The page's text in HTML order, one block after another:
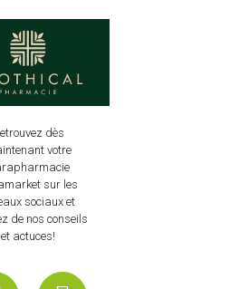
dès
votre
sur les
sociaux et
de nos conseils
et actuces!